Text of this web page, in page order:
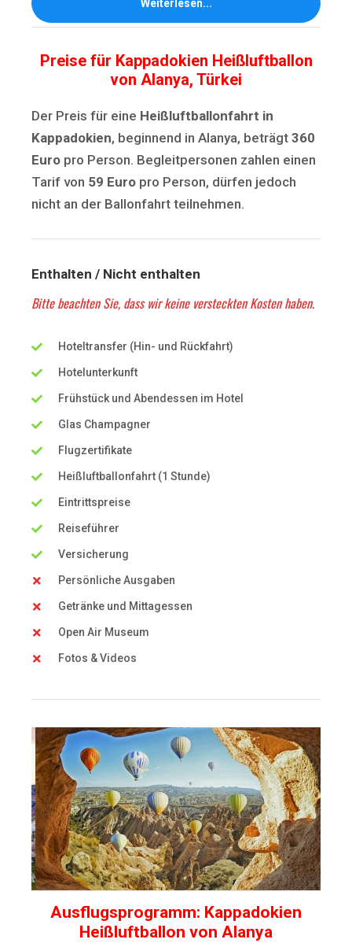
Weiterlesen...
Preise für Kappadokien Heißluftballon
von Alanya, Türkei
Der Preis für eine Heißluftballonfahrt in
Kappadokien, beginnend in Alanya, beträgt 360
Euro pro Person. Begleitpersonen zahlen einen
Tarif von 59 Euro pro Person, dürfen jedoch
nicht an der Ballonfahrt teilnehmen.
Enthalten / Nicht enthalten
Bitte beachten Sie, dass wir keine versteckten Kosten haben.
Hoteltransfer (Hin- und Rückfahrt)
Hotelunterkunft
Frühstück und Abendessen im Hotel
Glas Champagner
Flugzertifikate
Heißluftballonfahrt (1 Stunde)
Eintrittspreise
Reiseführer
Versicherung
Persönliche Ausgaben
Getränke und Mittagessen
Open Air Museum
Fotos & Videos
Ausflugsprogramm: Kappadokien
Heißluftballon von Alanya